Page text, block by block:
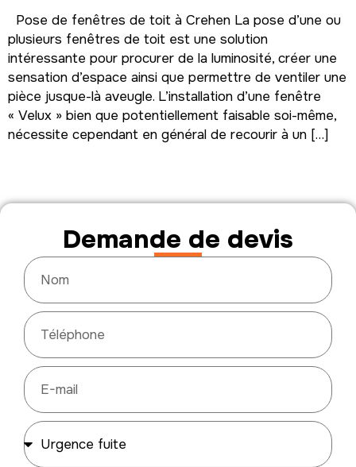
Pose de fenêtres de toit à Crehen La pose d’une ou
plusieurs fenêtres de toit est une solution
intéressante pour procurer de la luminosité, créer une
sensation d’espace ainsi que permettre de ventiler une
pièce jusque-là aveugle. L’installation d’une fenêtre
« Velux » bien que potentiellement faisable soi-même,
nécessite cependant en général de recourir à un […]
Demande de devis